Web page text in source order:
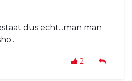
dus echt...man man
2